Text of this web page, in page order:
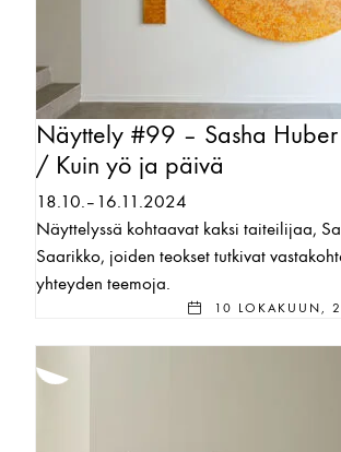
Näyttely #99 – Sasha Huber
/ Kuin yö ja päivä
18.10.–16.11.2024
Näyttelyssä kohtaavat kaksi taiteilijaa,
Saarikko, joiden teokset tutkivat
yhteyden teemoja.
10 LOKAKUUN,